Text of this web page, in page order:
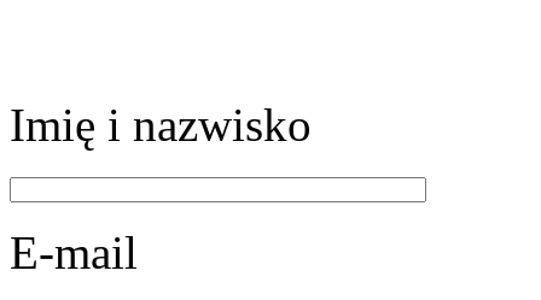
Imię i nazwisko
E-mail